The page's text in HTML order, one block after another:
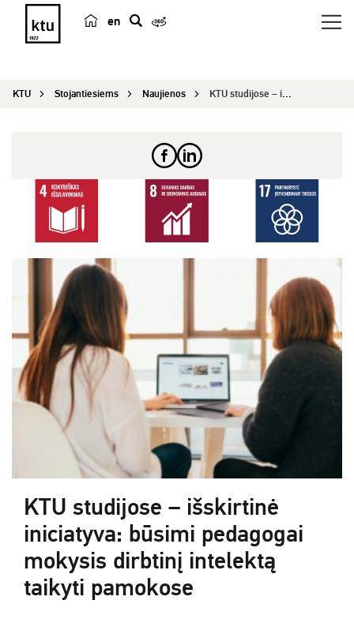
en
e
KTU Stojantiesiems Naujienos KTU studijose – išskirtinė iniciatyva: būsimi pe...
KTU studijose – išskirtinė
iniciatyva: būsimi pedagogai
mokysis dirbtinį intelektą
taikyti pamokose